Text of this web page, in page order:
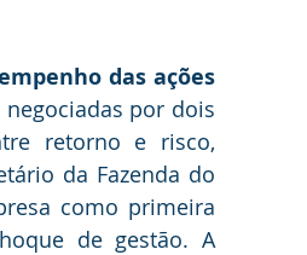
das ações
por dois
retorno e risco,
da Fazenda do
como primeira
de gestão. A